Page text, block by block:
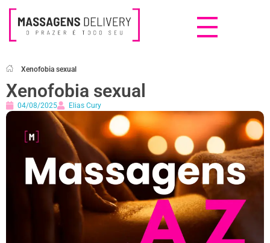
Xenofobia sexual
Xenofobia sexual
04/08/2025 Elias Cury